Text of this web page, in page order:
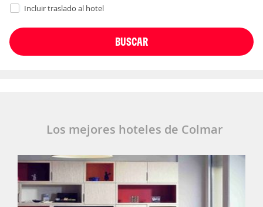
Incluir traslado al hotel
Los mejores hoteles de Colmar